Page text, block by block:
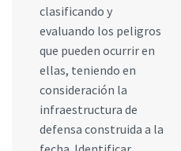
clasificando y
evaluando los peligros
que pueden ocurrir en
ellas, teniendo en
consideración la
infraestructura de
defensa construida a la